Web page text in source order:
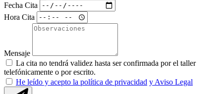
Fecha Cita
Hora Cita
Mensaje
La cita no tendrá validez hasta ser confirmada por el taller
telefónicamente o por escrito.
He leído y acepto la política de privacidad y Aviso Legal